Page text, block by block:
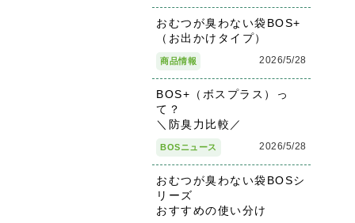
おむつが臭わない袋BOS+
（お出かけタイプ）
2026/5/28
商品情報
BOS+（ボスプラス）っ
て？
＼防臭力比較／
2026/5/28
BOSニュース
おむつが臭わない袋BOSシ
リーズ
おすすめの使い分け